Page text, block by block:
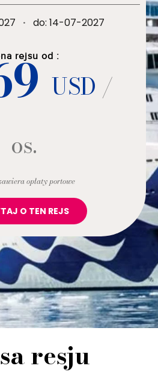
· do: 14-07-2027
rejsu od :
USD /
os.
opłaty portowe
O TEN REJS
resju